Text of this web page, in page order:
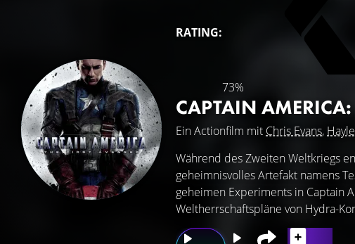
RATING:
73%
CAPTAIN AMERICA:
Ein Actionfilm mit Chris Evans,
Während des Zweiten Weltkriegs
geheimnisvolles Artefakt namens
geheimen Experiments in Captain
Weltherrschaftspläne von Hydra-